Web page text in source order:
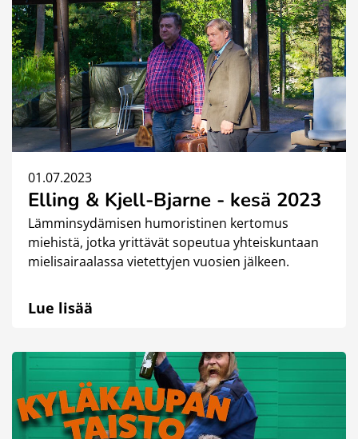
01.07.2023
Elling & Kjell-Bjarne - kesä 2023
Lämminsydämisen humoristinen kertomus
miehistä, jotka yrittävät sopeutua yhteiskuntaan
mielisairaalassa vietettyjen vuosien jälkeen.
Lue lisää